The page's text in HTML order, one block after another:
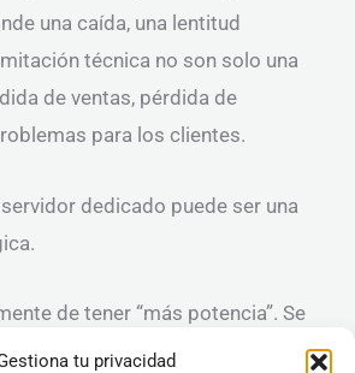
tu privacidad
una caída, una lentitud
técnica no son solo una
de ventas, pérdida de
para los clientes.
dedicado puede ser una
de tener “más potencia”. Se
base técnica sólida, estable y